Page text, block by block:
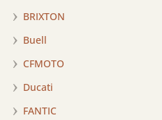
BRIXTON
Buell
CFMOTO
Ducati
FANTIC